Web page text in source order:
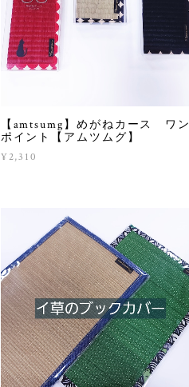
【amtsumg】めがねカース ワン
ポイント【アムツムグ】
¥2,310